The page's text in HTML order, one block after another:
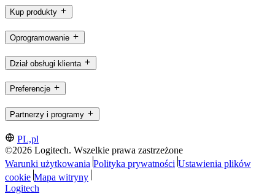
Kup produkty
Oprogramowanie
Dział obsługi klienta
Preferencje
Partnerzy i programy
PL,pl
©2026 Logitech. Wszelkie prawa zastrzeżone
Warunki użytkowania Polityka prywatności Ustawienia plików
cookie Mapa witryny
Logitech